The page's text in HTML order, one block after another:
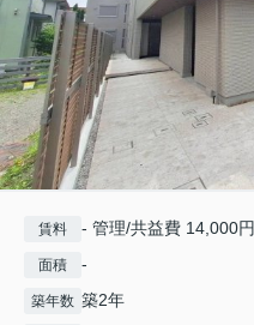
賃料 - 管理/共益費 14,000円
面積 -
築年数 築2年